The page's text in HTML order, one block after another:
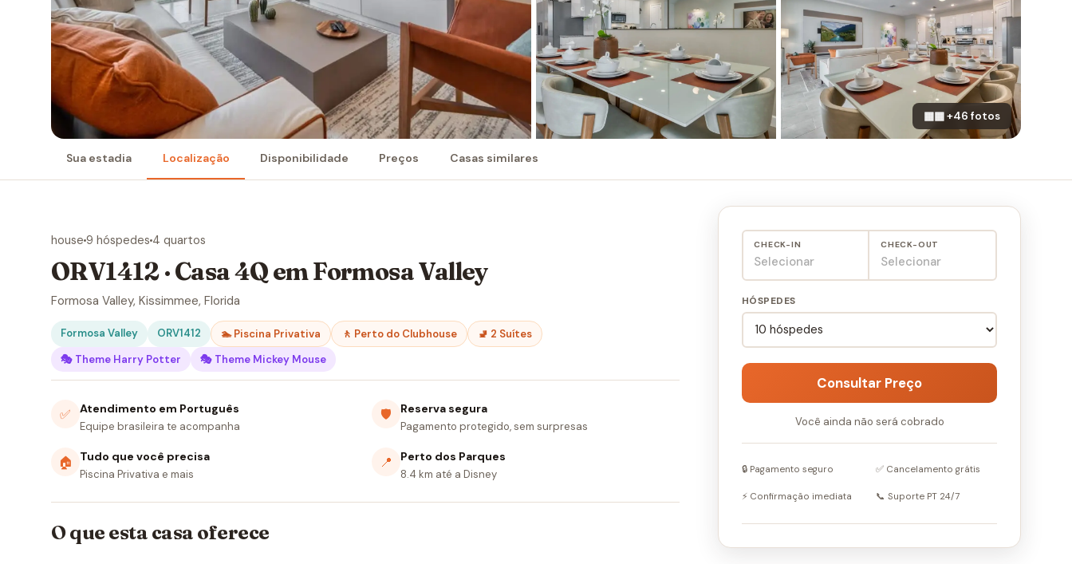
▦▦ +46 fotos
Sua estadia Localização Disponibilidade Preços Casas similares
house 9 hóspedes 4 quartos
ORV1412 · Casa 4Q em Formosa Valley
Formosa Valley, Kissimmee, Florida
Formosa Valley ORV1412 🏊 Piscina Privativa 🚶 Perto do Clubhouse
🚽 2 Suítes
🎭 Theme Harry Potter
🎭 Theme Mickey Mouse
✅ Atendimento em Português
Equipe brasileira te acompanha
🛡 Reserva segura
Pagamento protegido, sem surpresas
🏠 Tudo que você precisa
Piscina Privativa e mais
📍 Perto dos Parques
8.4 km até a Disney
O que esta casa oferece
CHECK-IN
Selecionar
CHECK-OUT
Selecionar
HÓSPEDES
Consultar Preço
Você ainda não será cobrado
🔒 Pagamento seguro ✅ Cancelamento grátis
⚡ Confirmação imediata 📞 Suporte PT 24/7